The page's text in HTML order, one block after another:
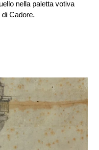
nella paletta votiva
Cadore.